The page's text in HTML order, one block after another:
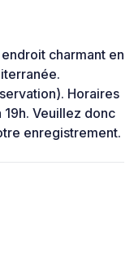
charmant en
Horaires
Veuillez donc
enregistrement.